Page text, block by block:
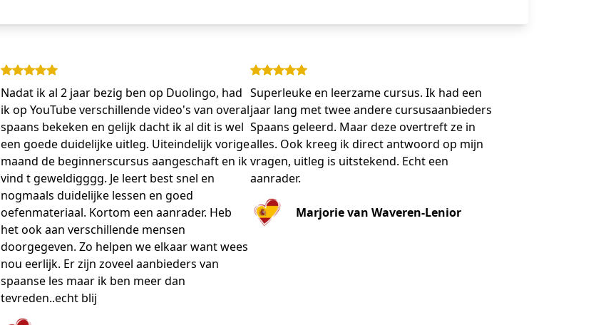
Nadat ik al 2 jaar bezig ben op Duolingo, had
ik op YouTube verschillende video's van overal
spaans bekeken en gelijk dacht ik al dit is wel
een goede duidelijke uitleg. Uiteindelijk vorige
maand de beginnerscursus aangeschaft en ik
vind t geweldigggg. Je leert best snel en
nogmaals duidelijke lessen en goed
oefenmateriaal. Kortom een aanrader. Heb
het ook aan verschillende mensen
doorgegeven. Zo helpen we elkaar want wees
nou eerlijk. Er zijn zoveel aanbieders van
spaanse les maar ik ben meer dan
tevreden..echt blij
Superleuke en leerzame cursus. Ik had een
jaar lang met twee andere cursusaanbieders
Spaans geleerd. Maar deze overtreft ze in
alles. Ook kreeg ik direct antwoord op mijn
vragen, uitleg is uitstekend. Echt een
aanrader.
Marjorie van Waveren-Lenior